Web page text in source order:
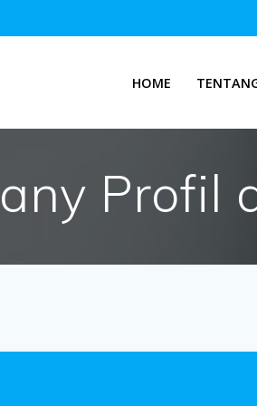
HOME
Profil